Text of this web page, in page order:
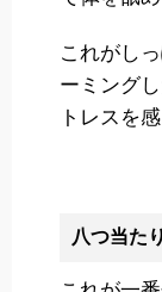
これがし
ーミング
トレスを
八つ当た